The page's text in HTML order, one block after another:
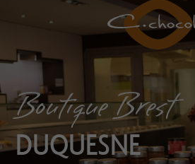
Boutique Brest
DUQUESNE